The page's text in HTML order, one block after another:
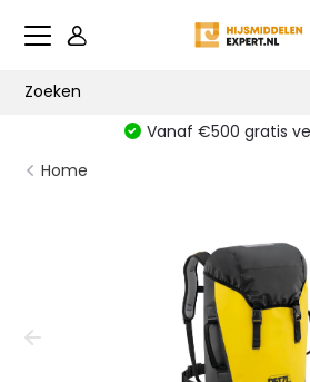
Vanaf €500 gratis
Home